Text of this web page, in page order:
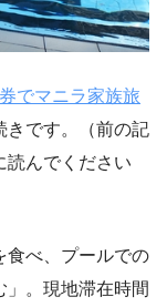
でマニラ家族旅
きです。（前の記
読んでください
食べ、プールでの
」。現地滞在時間